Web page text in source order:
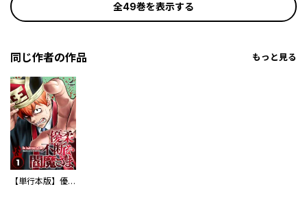
全49巻を表示する
同じ作者の作品 もっと見る
【単行本版】優柔不断な閻魔さま